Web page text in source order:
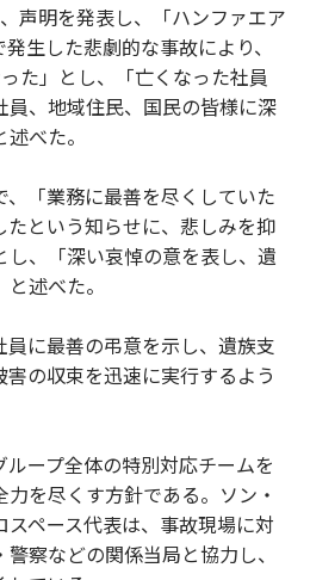
声明を発表し、「ハンファエア
生した悲劇的な事故により、
た」とし、「亡くなった社員
員、地域住民、国民の皆様に深
べた。
「業務に最善を尽くしていた
という知らせに、悲しみを抑
し、「深い哀悼の意を表し、遺
述べた。
に最善の弔意を示し、遺族支
の収束を迅速に実行するよう
ープ全体の特別対応チームを
を尽くす方針である。ソン・
ペース代表は、事故現場に対
察などの関係当局と協力し、